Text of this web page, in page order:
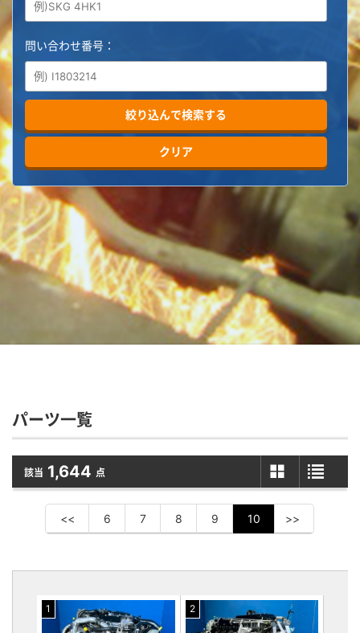
問い合わせ番号：
絞り込んで検索する
クリア
パーツ一覧
該当 1,644 点
<< 6 7 8 9 10 >>
1 2